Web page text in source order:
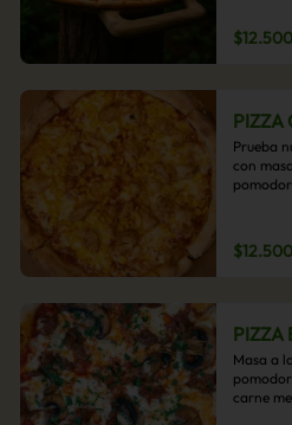
$12.500
PIZZA
Prueba
con
$12.500
PIZZA
Masa a
carne